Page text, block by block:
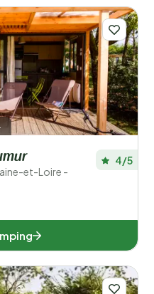
et-Loire -
4/5